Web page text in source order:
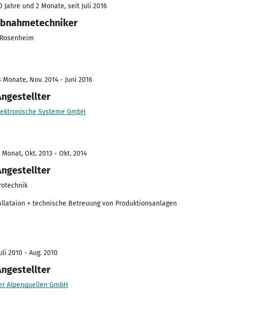
Jahre und 2 Monate, seit Juli 2016
Monate, Nov. 2014 - Juni 2016
Systeme GmbH
Monat, Okt. 2013 - Okt. 2014
+ technische Betreuung von Produktionsanlagen
2010 - Aug. 2010
Alpenquellen GmbH